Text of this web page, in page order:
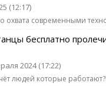
(12:17)
охвата современными
бесплатно
2024 (17:22)
людей которые